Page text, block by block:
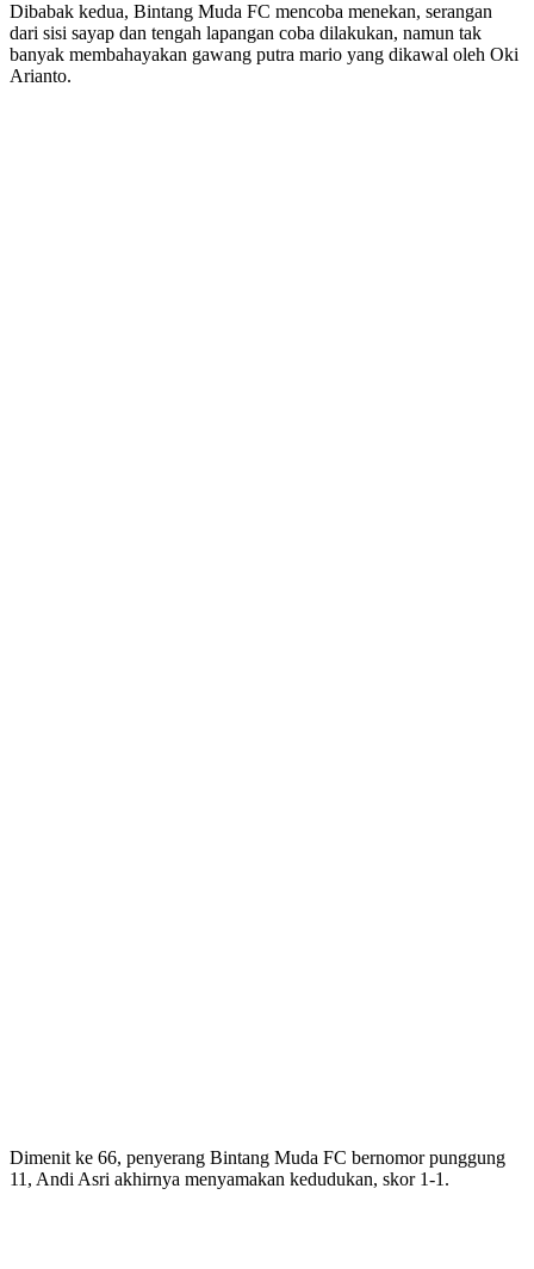
Dibabak kedua, Bintang Muda FC mencoba menekan, serangan
dari sisi sayap dan tengah lapangan coba dilakukan, namun tak
banyak membahayakan gawang putra mario yang dikawal oleh Oki
Arianto.
Dimenit ke 66, penyerang Bintang Muda FC bernomor punggung
11, Andi Asri akhirnya menyamakan kedudukan, skor 1-1.